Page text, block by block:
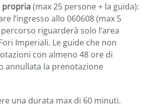
propria(max 25 persone + la guida):
l’ingresso allo 060608 (max 5
riguarderà solo l’area
Imperiali. Le guide che non
con almeno 48 ore di
annullata la prenotazione
una durata max di 60 minuti.